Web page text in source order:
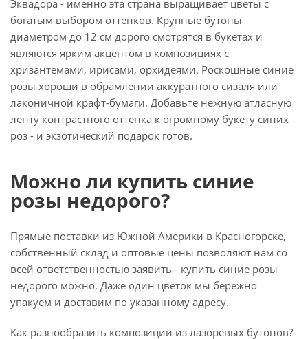
Эквадора - именно эта страна выращивает цветы с
богатым выбором оттенков. Крупные бутоны
диаметром до 12 см дорого смотрятся в букетах и
являются ярким акцентом в композициях с
хризантемами, ирисами, орхидеями. Роскошные синие
розы хороши в обрамлении аккуратного сизаля или
лаконичной крафт-бумаги. Добавьте нежную атласную
ленту контрастного оттенка к огромному букету синих
роз - и экзотический подарок готов.
Можно ли купить синие
розы недорого?
Прямые поставки из Южной Америки в Красногорске,
собственный склад и оптовые цены позволяют нам со
всей ответственностью заявить - купить синие розы
недорого можно. Даже один цветок мы бережно
упакуем и доставим по указанному адресу.
Как разнообразить композиции из лазоревых бутонов?